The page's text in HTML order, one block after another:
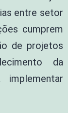
entre setor
cumprem
de projetos
da